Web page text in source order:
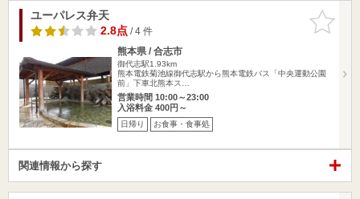
お気に入
りに追加
ユーパレス弁天
2.8点/ 4 件
熊本県 / 合志市
御代志駅1.93km
熊本電鉄菊池線御代志駅から熊本電鉄バス「中央運動公園
前」下車北熊本ス…
営業時間 10:00～23:00
入浴料金 400円～
日帰り お食事・食事処
関連情報から探す